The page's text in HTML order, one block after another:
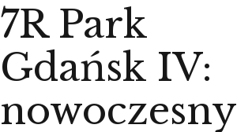
7R Park
Gdańsk IV:
nowoczesny